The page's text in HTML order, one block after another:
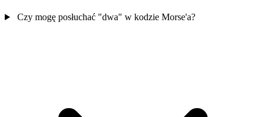
Czy mogę posłuchać "dwa" w kodzie Morse'a?